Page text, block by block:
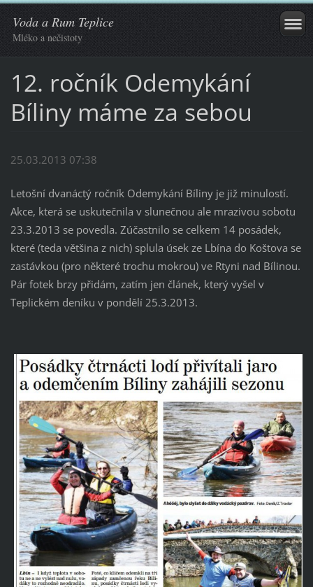
Voda a Rum Teplice
Mléko a nečistoty
12. ročník Odemykání
Bíliny máme za sebou
25.03.2013 07:38
Letošní dvanáctý ročník Odemykání Bíliny je již minulostí.
Akce, která se uskutečnila v slunečnou ale mrazivou sobotu
23.3.2013 se povedla. Zúčastnilo se celkem 14 posádek,
které (teda většina z nich) splula úsek ze Lbína do Koštova se
zastávkou (pro některé trochu mokrou) ve Rtyni nad Bílinou.
Pár fotek brzy přidám, zatím jen článek, který vyšel v
Teplickém deníku v pondělí 25.3.2013.